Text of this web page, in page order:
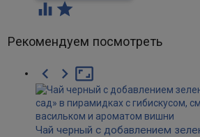
 
Рекомендуем посмотреть
  
Чай черный с добавлением